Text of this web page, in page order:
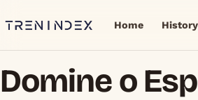
Home History
Domine o